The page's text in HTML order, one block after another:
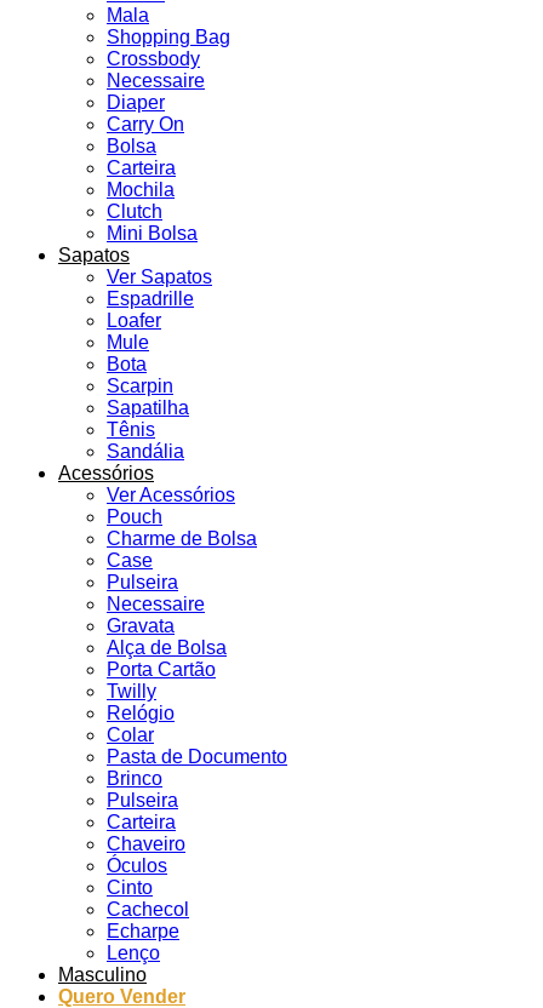
Mala
Shopping Bag
Crossbody
Necessaire
Diaper
Carry On
Bolsa
Carteira
Mochila
Clutch
Mini Bolsa
Sapatos
Ver Sapatos
Espadrille
Loafer
Mule
Bota
Scarpin
Sapatilha
Tênis
Sandália
Acessórios
Ver Acessórios
Pouch
Charme de Bolsa
Case
Pulseira
Necessaire
Gravata
Alça de Bolsa
Porta Cartão
Twilly
Relógio
Colar
Pasta de Documento
Brinco
Pulseira
Carteira
Chaveiro
Óculos
Cinto
Cachecol
Echarpe
Lenço
Masculino
Quero Vender